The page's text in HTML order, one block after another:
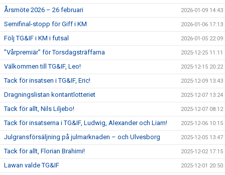
Årsmöte 2026 – 26 februari 2026-01-09 14:43
Semifinal-stopp för Giff i KM 2026-01-06 17:13
Följ TG&IF i KM i futsal 2026-01-05 22:09
”Vårpremiär” för Torsdagsträffarna 2025-12-25 11:11
Välkommen till TG&IF, Leo! 2025-12-15 20:22
Tack för insatsen i TG&IF, Eric! 2025-12-09 13:43
Dragningslistan kontantlotteriet 2025-12-07 13:24
Tack för allt, Nils Liljebo! 2025-12-07 08:12
Tack för insatserna i TG&IF, Ludwig, Alexander och Liam! 2025-12-06 10:15
Julgransförsäljning på julmarknaden – och Ulvesborg 2025-12-05 13:47
Tack för allt, Florian Brahimi! 2025-12-02 17:15
Lawan valde TG&IF 2025-12-01 20:50